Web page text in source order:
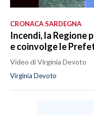
CRONACA SARDEGNA
Incendi, la
e coinvolge le
Video di Virginia Devoto
Virginia Devoto